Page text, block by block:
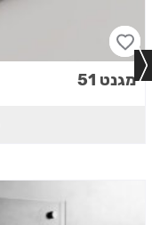
מגנט 51